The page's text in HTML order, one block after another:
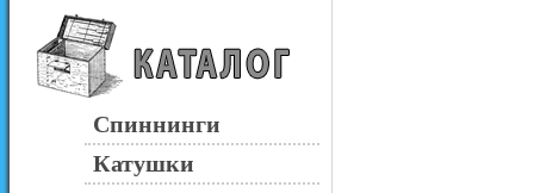
Спиннинги
Катушки